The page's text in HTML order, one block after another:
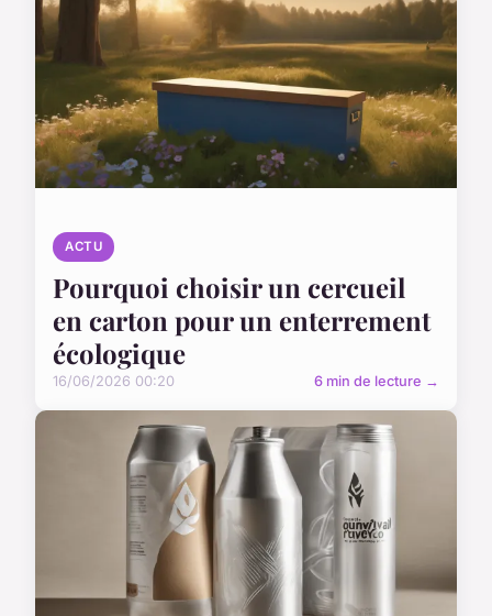
ACTU
Pourquoi choisir un cercueil
en carton pour un enterrement
écologique
16/06/2026 00:20 6 min de lecture →